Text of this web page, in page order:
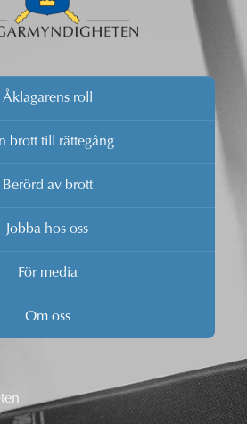
Åklagarens roll
brott till rättegång
Berörd av brott
Jobba hos oss
För media
Om oss